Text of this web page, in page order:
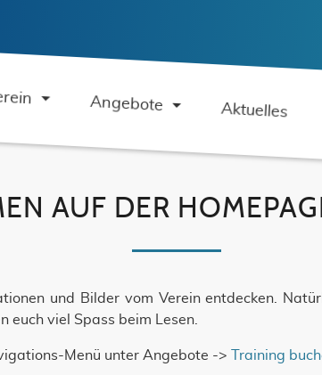
Angebote Aktuelles
AUF DER
und Bilder vom Verein entdecken.
euch viel Spass beim Lesen.
Menü unter Angebote -> Training